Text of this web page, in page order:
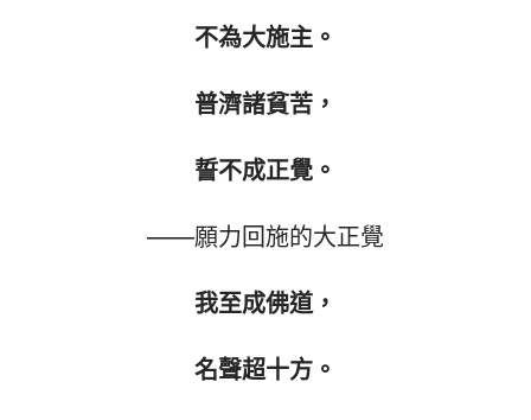
不為大施主。
普濟諸貧苦，
誓不成正覺。
——願力回施的大正覺
我至成佛道，
名聲超十方。